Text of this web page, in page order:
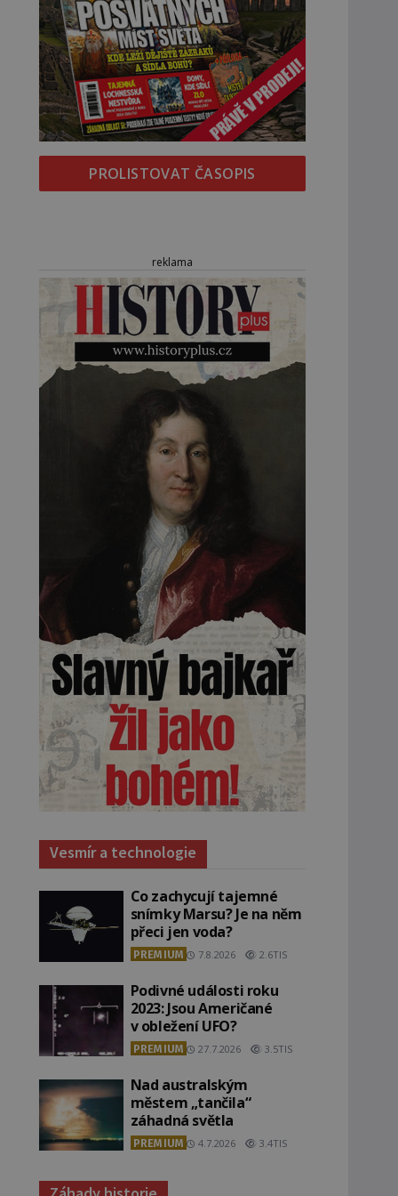
PROLISTOVAT ČASOPIS
reklama
Vesmír a technologie
Co zachycují tajemné
snímky Marsu? Je na něm
přeci jen voda?
PREMIUM 7.8.2026 2.6TIS
Podivné události roku
2023: Jsou Američané
v obležení UFO?
PREMIUM 27.7.2026 3.5TIS
Nad australským
městem „tančila“
záhadná světla
PREMIUM 4.7.2026 3.4TIS